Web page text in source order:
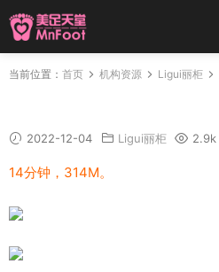
当前位置： 首页 机构资源 Ligui丽柜
2022-12-04 Ligui丽柜 2.9k
14分钟，314M。